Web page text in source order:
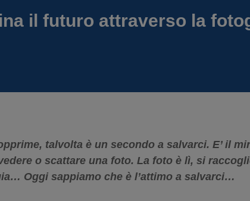
il futuro attraverso la
talvolta è un secondo a salvarci. E’ il
o scattare una foto. La foto è lì, si
Oggi sappiamo che è l’attimo a salvarci…